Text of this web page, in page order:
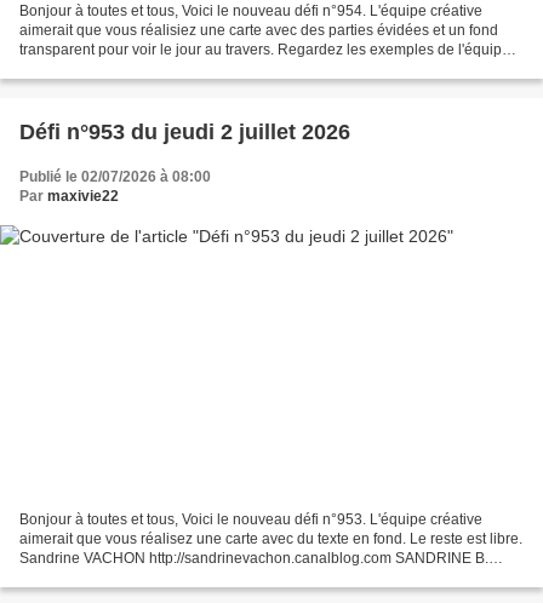
Bonjour à toutes et tous, Voici le nouveau défi n°954. L'équipe créative
aimerait que vous réalisiez une carte avec des parties évidées et un fond
transparent pour voir le jour au travers. Regardez les exemples de l'équipe
Défi n°953 du jeudi 2 juillet 2026
Publié le 02/07/2026 à 08:00
Par maxivie22
Bonjour à toutes et tous, Voici le nouveau défi n°953. L'équipe créative
aimerait que vous réalisez une carte avec du texte en fond. Le reste est libre.
Sandrine VACHON http://sandrinevachon.canalblog.com SANDRINE B.